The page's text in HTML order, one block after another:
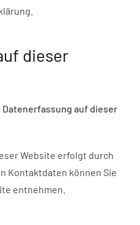
dieser
auf dieser
Website erfolgt durch
Kontaktdaten können Sie
entnehmen.